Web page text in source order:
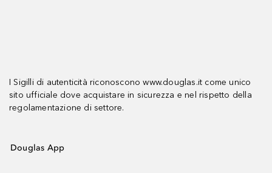
I Sigilli di autenticità riconoscono www.douglas.it come unico
sito ufficiale dove acquistare in sicurezza e nel rispetto della
regolamentazione di settore.
Douglas App